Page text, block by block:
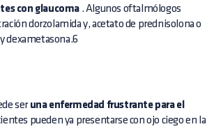
con glaucoma . Algunos oftalmólogos
dorzolamida y, acetato de prednisolona o
dexametasona.6
ser una enfermedad frustrante para el
pueden ya presentarse con ojo ciego en la